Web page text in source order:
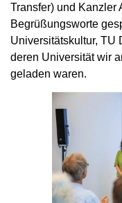
Transfer) und Kanzler
Begrüßungsworte
Universitätskultur, TU
deren Universität wir
geladen waren.